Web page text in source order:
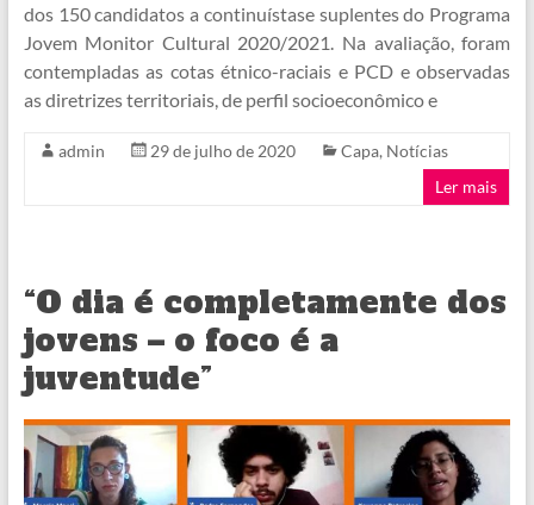
dos 150 candidatos a continuístase suplentes do Programa
Jovem Monitor Cultural 2020/2021. Na avaliação, foram
contempladas as cotas étnico-raciais e PCD e observadas
as diretrizes territoriais, de perfil socioeconômico e
admin 29 de julho de 2020 Capa, Notícias
Ler mais
“O dia é completamente dos
jovens – o foco é a
juventude”